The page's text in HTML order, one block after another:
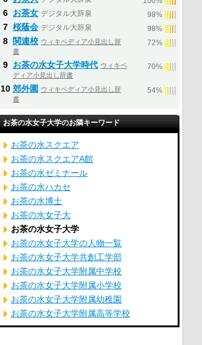
6 お茶女 デジタル大辞泉 98%
7 桜蔭会 デジタル大辞泉 98%
8 関連校 ウィキペディア小見出し辞
書
72%
9 お茶の水女子大学時代 ウィキペ
ディア小見出し辞書
70%
10 郊外園 ウィキペディア小見出し辞
書
54%
お茶の水女子大学のお隣キーワード
お茶の水スクエア
お茶の水スクエアA館
お茶の水ゼミナール
お茶の水ハカセ
お茶の水博士
お茶の水女子大
お茶の水女子大学
お茶の水女子大学の人物一覧
お茶の水女子大学共創工学部
お茶の水女子大学附属中学校
お茶の水女子大学附属小学校
お茶の水女子大学附属幼稚園
お茶の水女子大学附属高等学校